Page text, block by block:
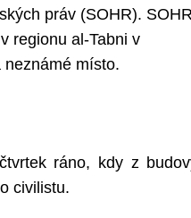
práv (SOHR). SOHR
regionu al-Tabni v
místo.
ráno, kdy z
civilistu.